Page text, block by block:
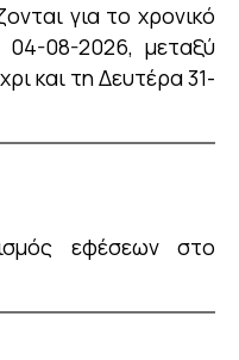
για το χρονικό
08-2026, μεταξύ
και τη Δευτέρα 31-
εφέσεων στο